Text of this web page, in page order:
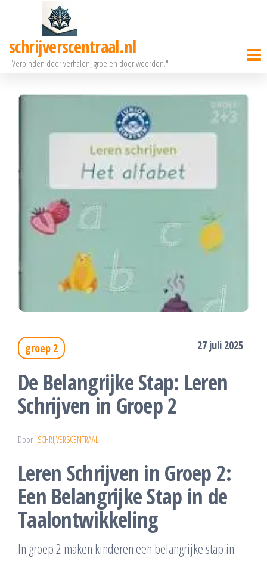
deschrijverscentraal.nl
"Verbinden door verhalen, groeien door woorden."
groep 2 27 juli 2025
De Belangrijke Stap: Leren
Schrijven in Groep 2
Door SCHRIJVERSCENTRAAL
Leren Schrijven in Groep 2:
Een Belangrijke Stap in de
Taalontwikkeling
In groep 2 maken kinderen een belangrijke stap in